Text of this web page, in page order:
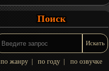
Поиск
по жанру по году по озвучке